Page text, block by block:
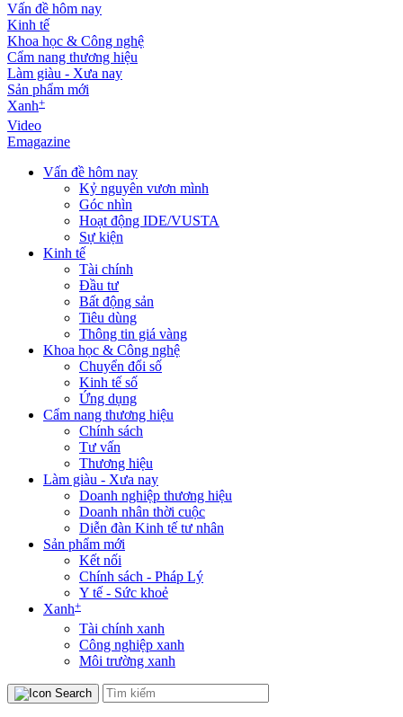
Vấn đề hôm nay
Kinh tế
Khoa học & Công nghệ
Cẩm nang thương hiệu
Làm giàu - Xưa nay
Sản phẩm mới
Xanh+
Video
Emagazine
Vấn đề hôm nay
Kỷ nguyên vươn mình
Góc nhìn
Hoạt động IDE/VUSTA
Sự kiện
Kinh tế
Tài chính
Đầu tư
Bất động sản
Tiêu dùng
Thông tin giá vàng
Khoa học & Công nghệ
Chuyển đổi số
Kinh tế số
Ứng dụng
Cẩm nang thương hiệu
Chính sách
Tư vấn
Thương hiệu
Làm giàu - Xưa nay
Doanh nghiệp thương hiệu
Doanh nhân thời cuộc
Diễn đàn Kinh tế tư nhân
Sản phẩm mới
Kết nối
Chính sách - Pháp Lý
Y tế - Sức khoẻ
Xanh+
Tài chính xanh
Công nghiệp xanh
Môi trường xanh